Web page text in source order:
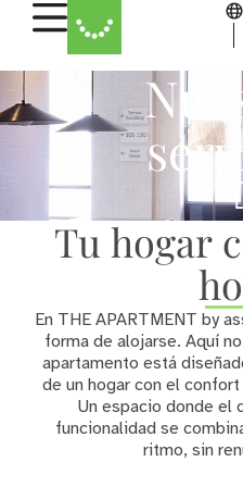
Tu hogar
En THE APARTMENT by
forma de alojarse. Aquí
apartamento está
de un hogar con el
Un espacio donde el
funcionalidad se
ritmo, sin